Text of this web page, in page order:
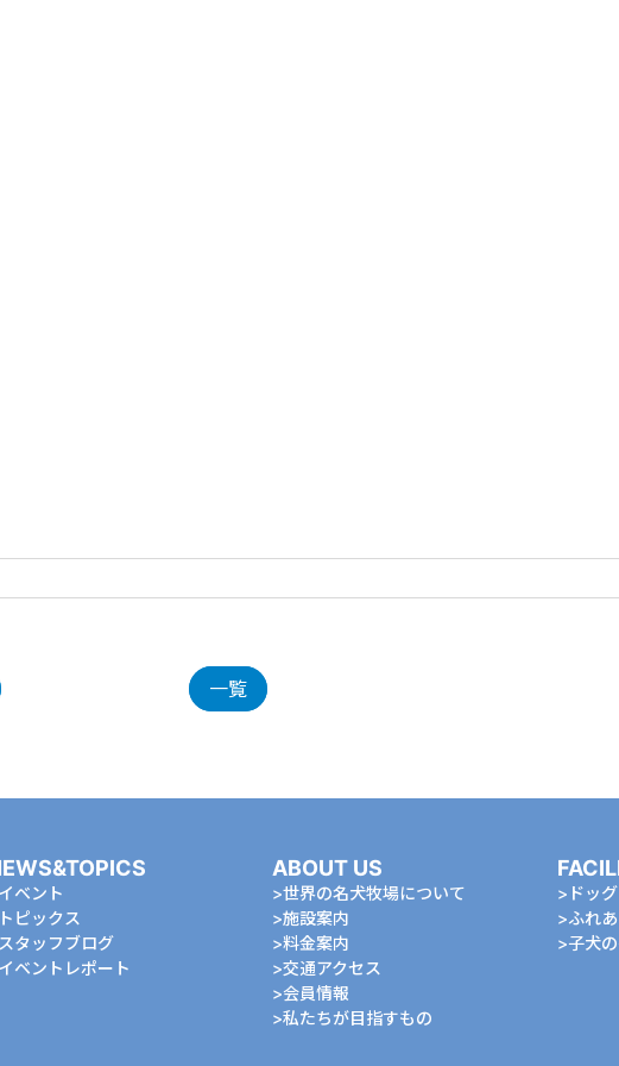
一覧
イベント
トピックス
スタッフブログ
イベントレポート
ABOUT US
世界の名犬牧場について
施設案内
料金案内
交通アクセス
会員情報
私たちが⽬指すもの
ドッ
ふれ
⼦⽝